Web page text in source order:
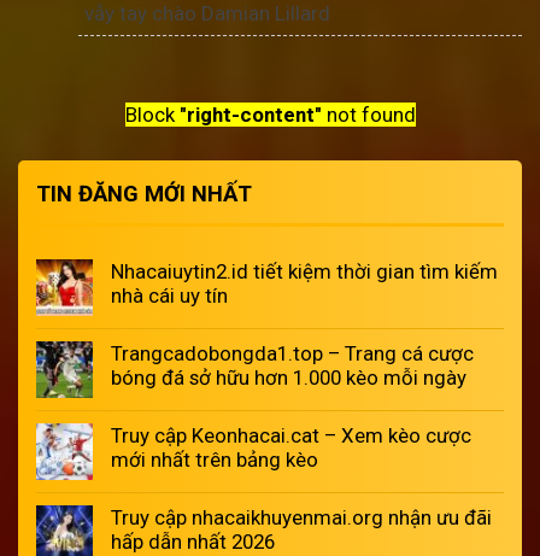
vẫy tay chào Damian Lillard
Block "right-content" not found
TIN ĐĂNG MỚI NHẤT
Nhacaiuytin2.id tiết kiệm thời gian tìm kiếm
nhà cái uy tín
Trangcadobongda1.top – Trang cá cược
bóng đá sở hữu hơn 1.000 kèo mỗi ngày
Truy cập Keonhacai.cat – Xem kèo cược
mới nhất trên bảng kèo
Truy cập nhacaikhuyenmai.org nhận ưu đãi
hấp dẫn nhất 2026